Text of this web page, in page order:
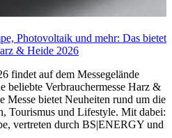
Photovoltaik und mehr: Das bietet
& Heide 2026
findet auf dem Messegelände
beliebte Verbrauchermesse Harz &
Messe bietet Neuheiten rund um die
Tourismus und Lifestyle. Mit dabei:
vertreten durch BS|ENERGY und